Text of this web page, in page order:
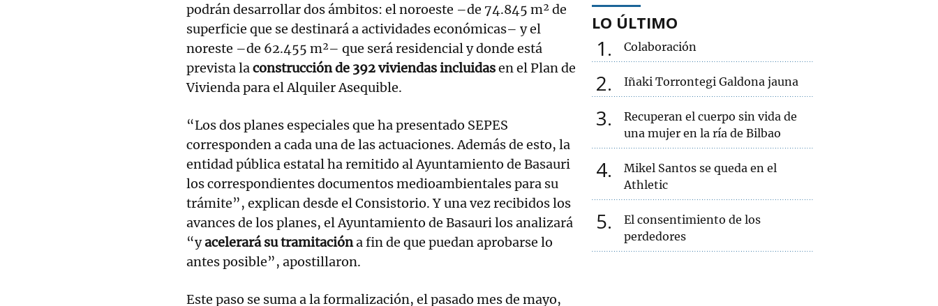
podrán desarrollar dos ámbitos: el noroeste –de 74.845 m² de
superficie que se destinará a actividades económicas– y el
noreste –de 62.455 m²– que será residencial y donde está
prevista laconstrucción de 392 viviendas incluidasen el Plan de
Vivienda para el Alquiler Asequible.
“Los dos planes especiales que ha presentado SEPES
corresponden a cada una de las actuaciones. Además de esto, la
entidad pública estatal ha remitido al Ayuntamiento de Basauri
los correspondientes documentos medioambientales para su
trámite”, explican desde el Consistorio. Y una vez recibidos los
avances de los planes, el Ayuntamiento de Basauri los analizará
“yacelerará su tramitacióna fin de que puedan aprobarse lo
antes posible”, apostillaron.
Este paso se suma a la formalización, el pasado mes de mayo,
LO ÚLTIMO
1 Colaboración
2 Iñaki Torrontegi Galdona jauna
3
Recuperan el cuerpo sin vida de
una mujer en la ría de Bilbao
4
Mikel Santos se queda en el
Athletic
5
El consentimiento de los
perdedores